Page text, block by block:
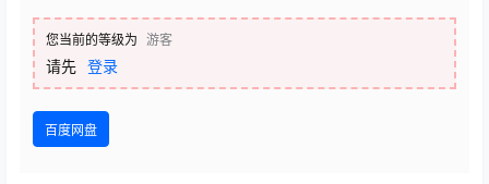
您当前的等级为 游客
请先 登录
百度网盘